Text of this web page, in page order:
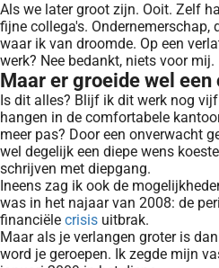
Als we later groot zijn. Ooit. Zelf
fijne collega's.
waar ik van droomde. Op een
werk? Nee bedankt, niets voor mij.
Maar er groeide wel
Is dit alles? Blijf ik dit werk nog
hangen in de comfortabele
meer pas? Door een onverwacht
wel degelijk een diepe wens
schrijven met diepgang.
Ineens zag ik ook de
was in het najaar van 2008: de
financiële crisis uitbrak.
Maar als je verlangen groter is
word je geroepen. Ik zegde mijn